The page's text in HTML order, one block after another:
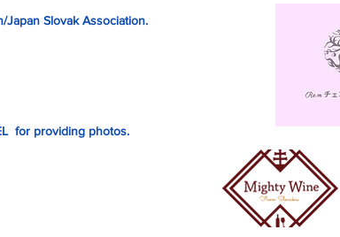
Slovak Association.
for providing photos.